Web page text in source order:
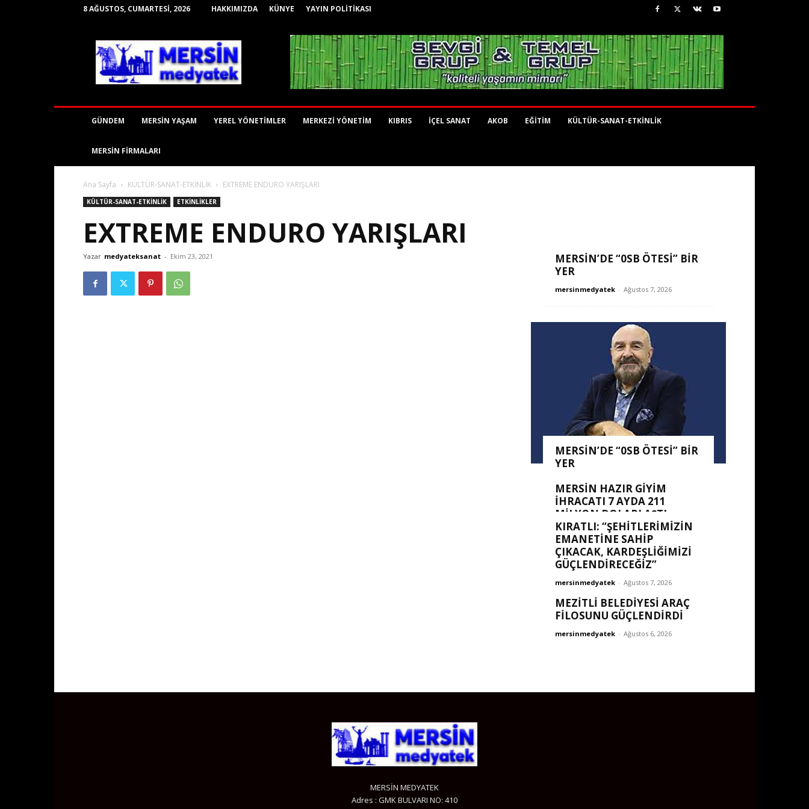
8 AĞUSTOS, CUMARTESI, 2026 HAKKIMIZDA KÜNYE YAYIN POLİTİKASI
mersinmedyatek
GÜNDEM MERSİN YAŞAM YEREL YÖNETİMLER MERKEZİ YÖNETİM KIBRIS İÇEL SANAT AKOB EĞİTİM KÜLTÜR-SANAT-ETKİNLİK
MERSİN FİRMALARI
Ana Sayfa KÜLTÜR-SANAT-ETKİNLİK EXTREME ENDURO YARIŞLARI
KÜLTÜR-SANAT-ETKİNLİK ETKİNLİKLER
EXTREME ENDURO YARIŞLARI
Yazar medyateksanat - Ekim 23, 2021
MERSİN’DE “0SB ÖTESİ” BİR
YER
mersinmedyatek - Ağustos 7, 2026
MERSİN’DE “0SB ÖTESİ” BİR
YER
mersinmedyatek Ağustos 7, 2026
MERSİN HAZIR GİYİM
İHRACATI 7 AYDA 211
MİLYON DOLARI AŞTI
mersinmedyatek - Ağustos 7, 2026
KIRATLI: “ŞEHITLERIMIZIN
EMANETINE SAHIP
ÇIKACAK, KARDEŞLIĞIMIZI
GÜÇLENDIRECEĞIZ”
mersinmedyatek - Ağustos 7, 2026
MEZİTLİ BELEDİYESİ ARAÇ
FİLOSUNU GÜÇLENDİRDİ
mersinmedyatek - Ağustos 6, 2026
MERSİN MEDYATEK
Adres : GMK BULVARI NO: 410